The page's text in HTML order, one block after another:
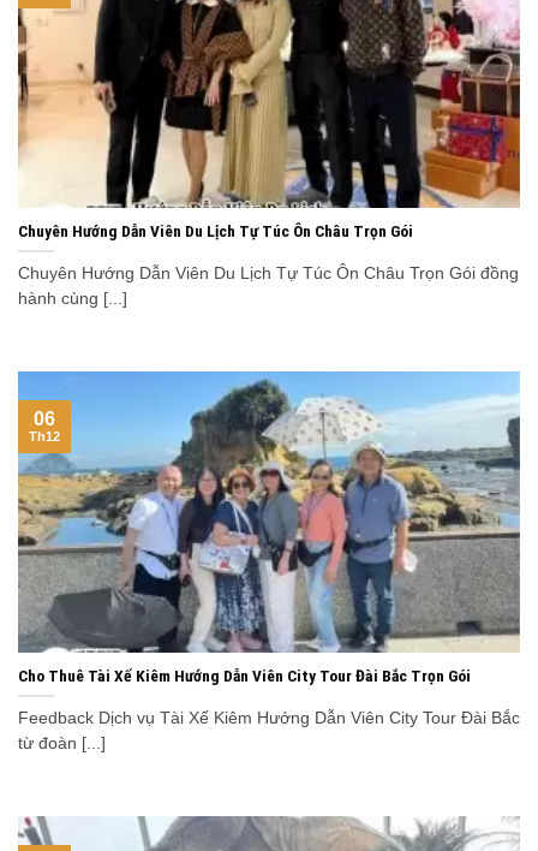
Chuyên Hướng Dẫn Viên Du Lịch Tự Túc Ôn Châu Trọn Gói
Chuyên Hướng Dẫn Viên Du Lịch Tự Túc Ôn Châu Trọn Gói đồng
hành cùng [...]
Cho Thuê Tài Xế Kiêm Hướng Dẫn Viên City Tour Đài Bắc Trọn Gói
Feedback Dịch vụ Tài Xế Kiêm Hướng Dẫn Viên City Tour Đài Bắc
từ đoàn [...]
06
Th12